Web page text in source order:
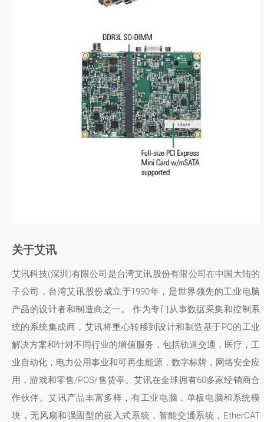
关于艾讯
艾讯科技(深圳)有限公司是台湾艾讯股份有限公司在中国大陆的
子公司，台湾艾讯股份成立于1990年，是世界领先的工业电脑
产品的设计者和制造商之一。 作为专门从事数据采集和控制系
统的系统集成商，艾讯将重心转移到设计和制造基于PC的工业
解决方案和针对不同行业的增值服务，包括轨道交通，医疗，工
业自动化，电力公用事业和可再生能源，数字标牌，网络安全应
用，游戏和零售/POS/售货亭。艾讯在全球拥有60多家经销商合
作伙伴。艾讯产品丰富多样，有工业电脑，单板电脑和系统模
块，无风扇和强固型的嵌入式系统，智能交通系统，EtherCAT